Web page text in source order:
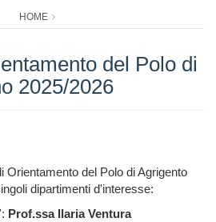
HOME
del Polo di
2025/2026
Orientamento del Polo di Agrigento
dipartimenti d'interesse:
Prof.ssa Ilaria Ventura